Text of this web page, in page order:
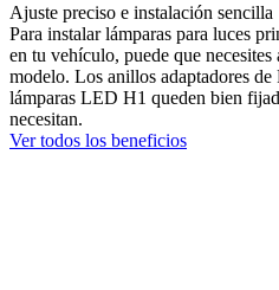
Ajuste preciso e instalación sencilla
Para instalar lámparas para luces
en tu vehículo, puede que necesites
modelo. Los anillos adaptadores
lámparas LED H1 queden bien
necesitan.
Ver todos los beneficios